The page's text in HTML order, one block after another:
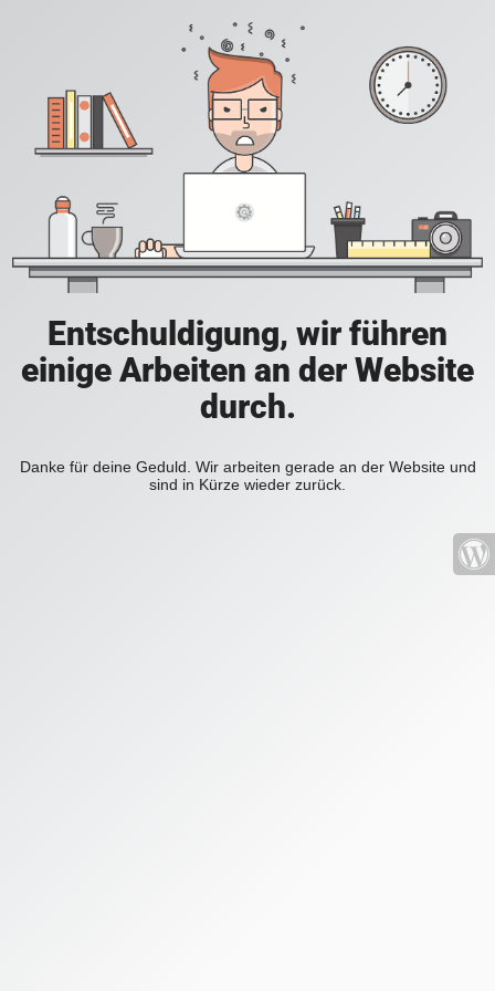
Entschuldigung, wir führen
einige Arbeiten an der Website
durch.
Danke für deine Geduld. Wir arbeiten gerade an der Website und
sind in Kürze wieder zurück.